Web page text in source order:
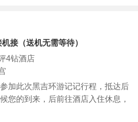
接（送机无需等待）
4钻酒店
加此次黑吉环游记记行程，抵达后
您的到来，后前往酒店入住休息，